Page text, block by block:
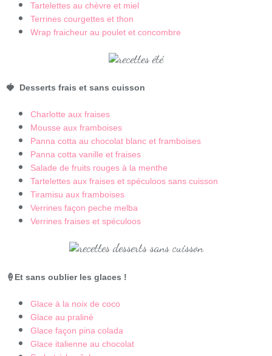
Tartelettes au chèvre et miel
Terrines courgettes et thon
Wrap fraicheur au poulet et concombre
🍓 Desserts frais et sans cuisson
Charlotte aux fraises
Mousse aux framboises
Panna cotta au chocolat blanc et framboises
Panna cotta vanille et fraises
Salade de fruits rouges à la menthe
Tartelettes aux fraises et spéculoos sans cuisson
Tiramisu aux framboises
Verrines façon peche melba
Verrines fraises et spéculoos
🍦 Et sans oublier les glaces !
Glace à la noix de coco
Glace au praliné
Glace façon pina colada
Glace italienne au chocolat